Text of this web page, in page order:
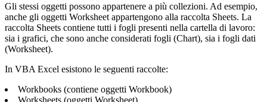
Gli stessi oggetti possono appartenere a più collezioni. Ad esempio,
anche gli oggetti Worksheet appartengono alla raccolta Sheets. La
raccolta Sheets contiene tutti i fogli presenti nella cartella di lavoro:
sia i grafici, che sono anche considerati fogli (Chart), sia i fogli dati
(Worksheet).
In VBA Excel esistono le seguenti raccolte:
Workbooks (contiene oggetti Workbook)